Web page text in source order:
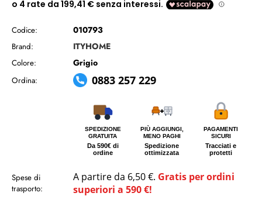
Codice: 010793
Brand: ITYHOME
Colore: Grigio
Ordina: 0883 257 229
SPEDIZIONE
GRATUITA
Da 590€ di
ordine
PIÙ AGGIUNGI,
MENO PAGHI
Spedizione
ottimizzata
PAGAMENTI
SICURI
Tracciati e
protetti
Spese di
trasporto:
A partire da 6,50 €. Gratis per ordini
superiori a 590 €!